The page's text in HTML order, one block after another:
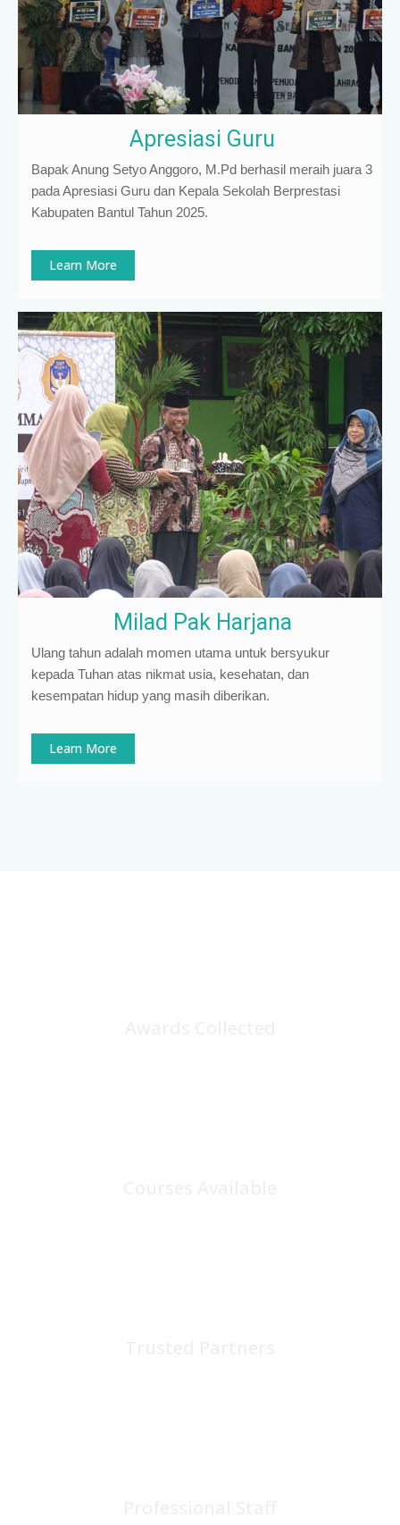
Apresiasi Guru
Bapak Anung Setyo Anggoro, M.Pd berhasil meraih juara 3
pada Apresiasi Guru dan Kepala Sekolah Berprestasi
Kabupaten Bantul Tahun 2025.
Learn More
Milad Pak Harjana
Ulang tahun adalah momen utama untuk bersyukur
kepada Tuhan atas nikmat usia, kesehatan, dan
kesempatan hidup yang masih diberikan.
Learn More